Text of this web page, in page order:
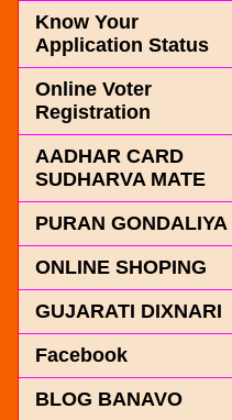
Know Your
Application Status
Online Voter
Registration
AADHAR CARD
SUDHARVA MATE
PURAN GONDALIYA
ONLINE SHOPING
GUJARATI DIXNARI
Facebook
BLOG BANAVO